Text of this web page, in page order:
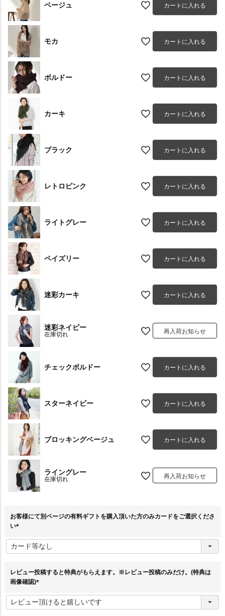
ベージュ カートに入れる
モカ カートに入れる
ボルドー カートに入れる
カーキ カートに入れる
ブラック カートに入れる
レトロピンク カートに入れる
ライトグレー カートに入れる
ペイズリー カートに入れる
迷彩カーキ カートに入れる
迷彩ネイビー
在庫切れ 再入荷お知らせ
チェックボルドー カートに入れる
スターネイビー カートに入れる
ブロッキングベージュ カートに入れる
ライングレー
在庫切れ 再入荷お知らせ
お客様にて別ページの有料ギフトを購入頂いた方のみカードをご選択くださ
い
必
須
レビュー投稿すると特典がもらえます。※レビュー投稿のみだけ。(特典は
画像確認)
必
須